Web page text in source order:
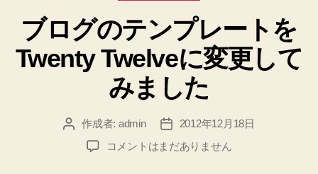
ゴ
リ
ー
ブログのテンプレートを
Twenty Twelveに変更して
みました
投 作成者: admin
投
稿
2012年12月18日
ブ
コメントはまだありません